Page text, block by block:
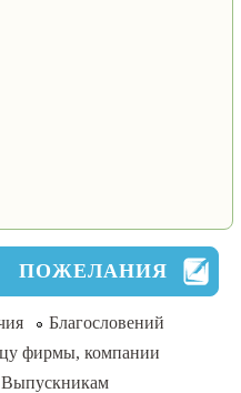
ПОЖЕЛАНИЯ
Благословений
фирмы, компании
Выпускникам